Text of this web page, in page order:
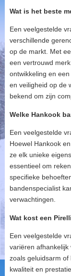
Wat is het beste
Een veelgestelde
verschillende
op de markt. Met
een vertrouwd
ontwikkeling en
en veiligheid op de
bekend om zijn
Welke Hankook
Een veelgestelde
Hoewel Hankook
ze elk unieke
essentieel om
specifieke
bandenspecialist
verwachtingen.
Wat kost een
Een veelgestelde
variëren
zoals geluidsarm
kwaliteit en